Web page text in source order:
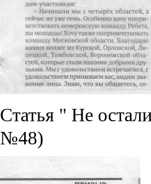
Статья " Не
№48)